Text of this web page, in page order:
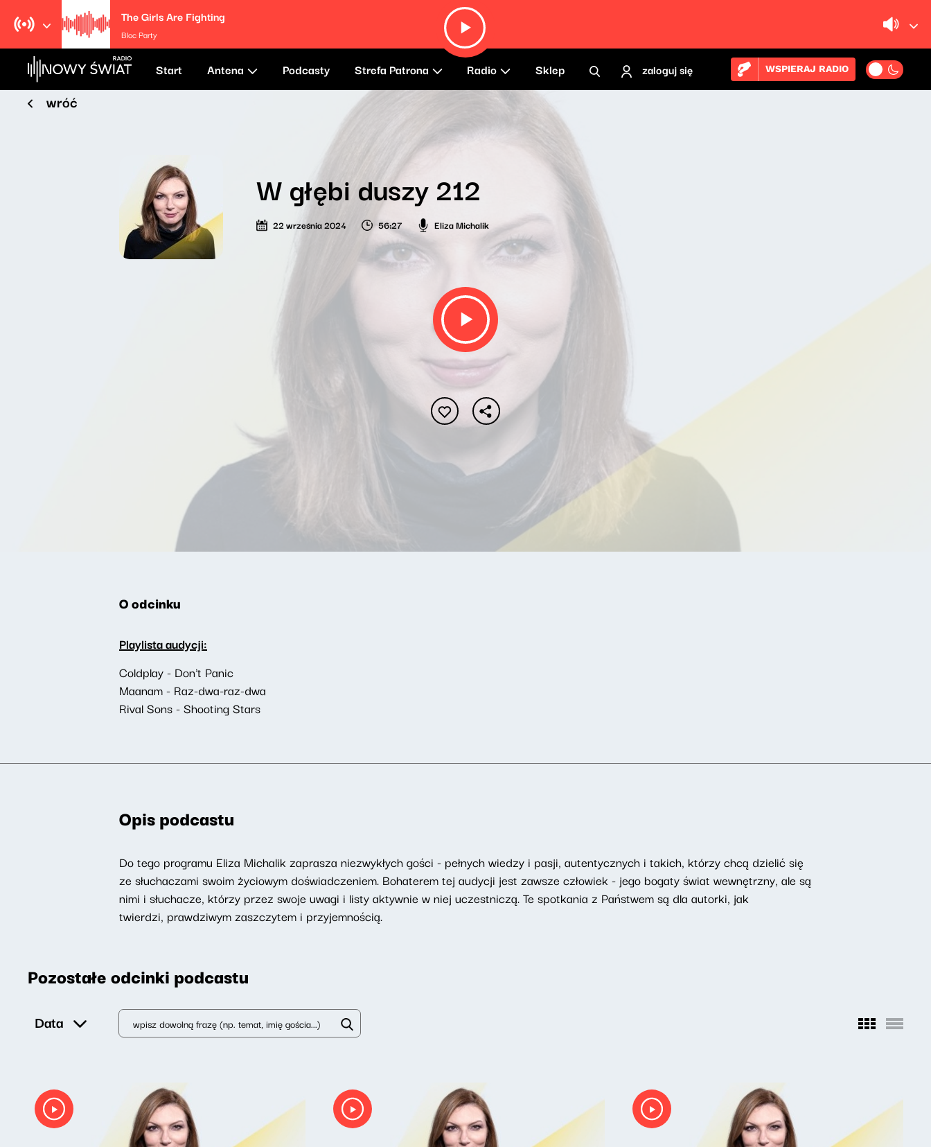
The Girls Are Fighting
Bloc Party
Start Antena Podcasty Strefa Patrona Radio Sklep zaloguj się WSPIERAJ RADIO
wróć
W głębi duszy 212
22 września 2024 56:27 Eliza Michalik
O odcinku
Playlista audycji:
Coldplay - Don't Panic
Maanam - Raz-dwa-raz-dwa
Rival Sons - Shooting Stars
Opis podcastu
Do tego programu Eliza Michalik zaprasza niezwykłych gości - pełnych wiedzy i pasji, autentycznych i takich, którzy chcą dzielić się
ze słuchaczami swoim życiowym doświadczeniem. Bohaterem tej audycji jest zawsze człowiek - jego bogaty świat wewnętrzny, ale są
nimi i słuchacze, którzy przez swoje uwagi i listy aktywnie w niej uczestniczą. Te spotkania z Państwem są dla autorki, jak
twierdzi, prawdziwym zaszczytem i przyjemnością.
Pozostałe odcinki podcastu
Data